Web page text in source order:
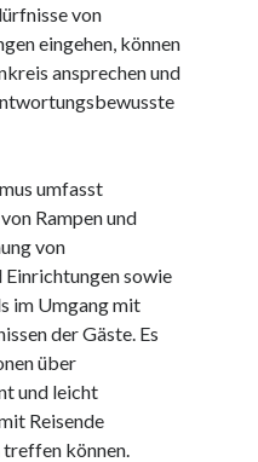
von
eingehen, können
ansprechen und
umfasst
Rampen und
von
sowie
im Umgang mit
der Gäste. Es
über
und leicht
Reisende
können.